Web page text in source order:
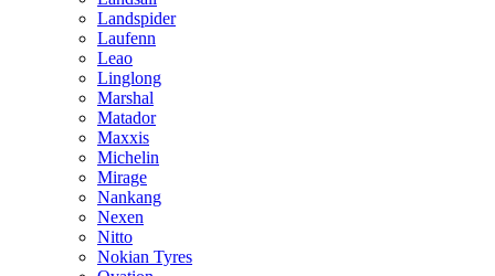
Landspider
Laufenn
Leao
Linglong
Marshal
Matador
Maxxis
Michelin
Mirage
Nankang
Nexen
Nitto
Nokian Tyres